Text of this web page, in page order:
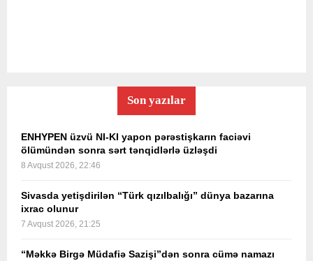
Son yazılar
ENHYPEN üzvü NI-KI yapon pərəstişkarın faciəvi
ölümündən sonra sərt tənqidlərlə üzləşdi
8 Avqust 2026, 22:46
Sivasda yetişdirilən “Türk qızılbalığı” dünya bazarına
ixrac olunur
7 Avqust 2026, 21:25
“Məkkə Birgə Müdafiə Sazişi”dən sonra cümə namazı